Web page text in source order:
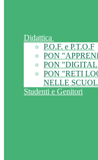
Didattica
P.O.F. e P.T.O.F
PON
PON
PON "RETI
NELLE
Studenti e Genitori